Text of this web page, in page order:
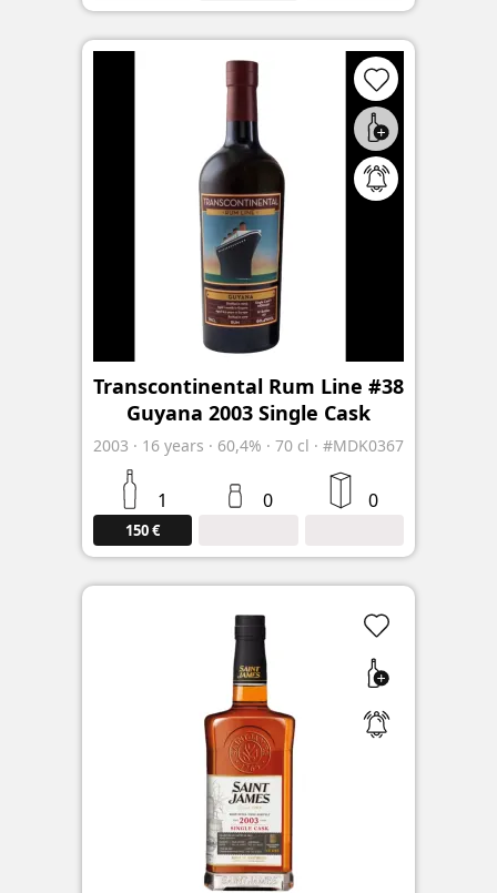
Transcontinental Rum Line #38
Guyana 2003 Single Cask
2003 · 16 years · 60,4% · 70 cl · #MDK0367
1
150 €
0 0